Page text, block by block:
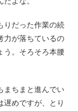
りだった作業の続
力が落ちているの
う。そろそろ本腰
ちまと進んでい
遅めですが、とり